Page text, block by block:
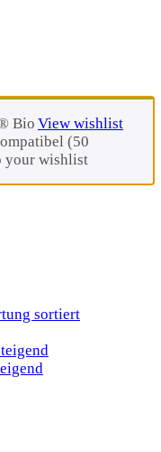
View wishlist
Bio
(50
your wishlist
sortiert